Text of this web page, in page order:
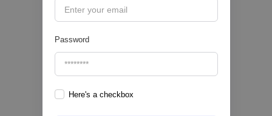
Password
Here's a checkbox